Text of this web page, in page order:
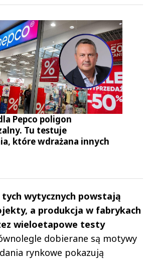
Pepco poligon
Tu testuje
które wdrażana innych
wytycznych powstają
a produkcja w fabrykach
wieloetapowe testy
dobierane są motywy
rynkowe pokazują